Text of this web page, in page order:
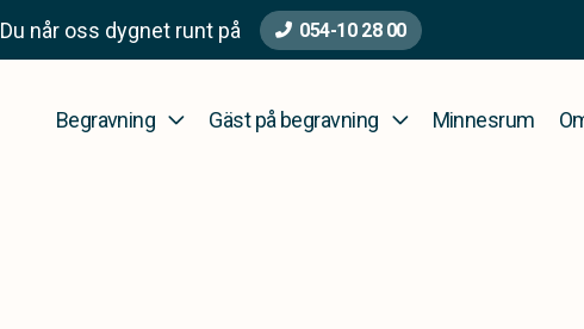
Du når oss dygnet runt på 054-10 28 00
Begravning Gäst på begravning Minnesrum